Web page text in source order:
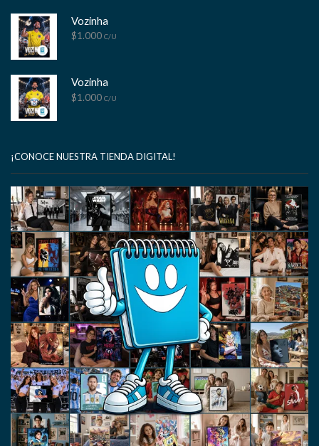
Vozinha
$1.000 C/U
Vozinha
$1.000 C/U
¡CONOCE NUESTRA TIENDA DIGITAL!